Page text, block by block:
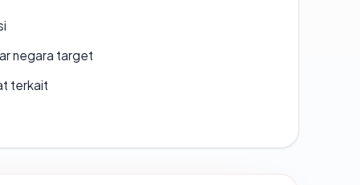
negara target
terkait